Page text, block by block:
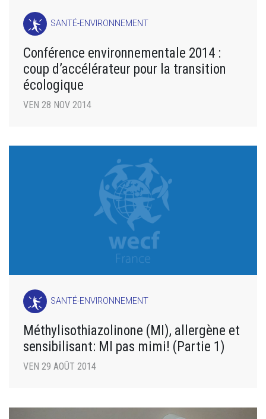
SANTÉ-ENVIRONNEMENT
Conférence environnementale 2014 :
coup d’accélérateur pour la transition
écologique
VEN 28 NOV 2014
SANTÉ-ENVIRONNEMENT
Méthylisothiazolinone (MI), allergène et
sensibilisant: MI pas mimi! (Partie 1)
VEN 29 AOÛT 2014